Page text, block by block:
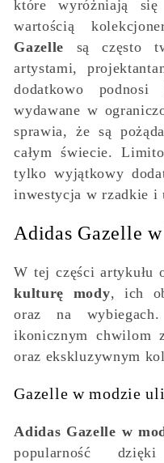
które wyróżniają się
wartością
Gazelle są często
artystami,
dodatkowo
wydawane w
sprawia, że są
całym świecie.
tylko wyjątkowy
inwestycja w rzadkie i
Adidas Gazelle
W tej części artykułu
kulturę mody, ich
oraz na
ikonicznym chwilom
oraz ekskluzywnym
Gazelle w modzie
Adidas Gazelle w
popularność